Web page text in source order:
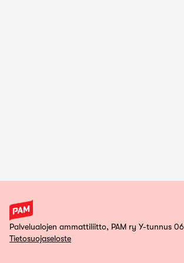
Palvelualojen ammattiliitto, PAM ry Y-tunnus
Tietosuojaseloste